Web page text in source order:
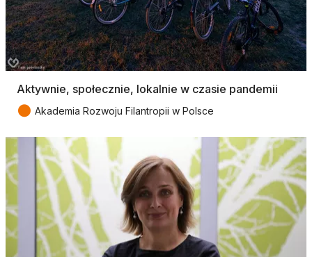
Aktywnie, społecznie, lokalnie w czasie pandemii
● Akademia Rozwoju Filantropii w Polsce